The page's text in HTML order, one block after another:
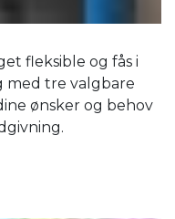
fleksible og fås i
med tre valgbare
ønsker og behov